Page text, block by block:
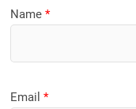
Name*
Email*